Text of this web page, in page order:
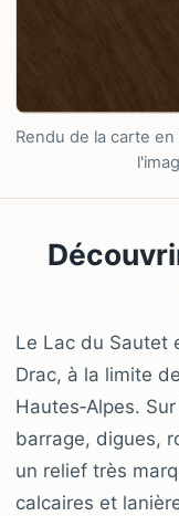
Rendu de la carte
Le Lac du Sautet
Drac, à la limite
Hautes‑Alpes.
barrage, digues,
un relief très
calcaires et